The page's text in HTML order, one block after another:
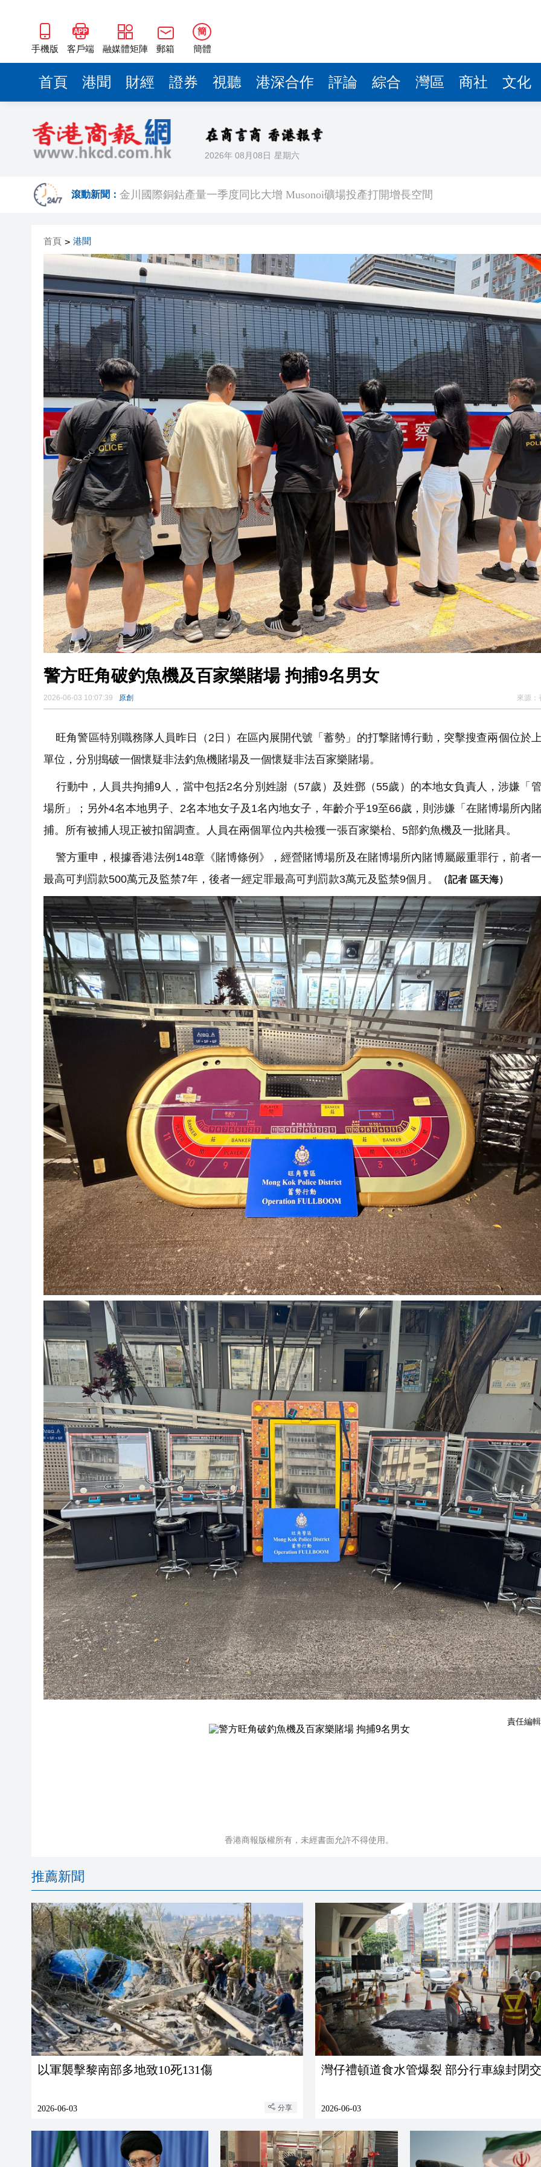
手機版 客戶端 融媒體矩陣 郵箱
簡
簡體
首頁 港聞 財經 證券 視聽 港深合作 評論 綜合 灣區 商社 文化
2026年 08月08日 星期六
滾動新聞：
首鋼朗澤登陸港交所 早盤衝高回落漲超4成
香港5月PMI回升至50.4 營商環境重返擴張區間
孫玉菡：社區客廳年底增至18個 績效評估三項指標遠超七成目標
渣打：於哈薩克斯坦簽署合作備忘錄 加強香港中亞經貿往來
【新股最前線】人形機器人公司帕西尼據報考慮來港上市 比亞迪及京東有份投資
有片〡吐露港公路貨車跌石屎板 私家車司機： 早2秒都bye bye咗
孫玉菡：社區客廳年底增至18個 績效評估三項指標遠超七成目標
本周六認捐公益金 你捐1蚊誠哥捐兩蚊
渣打：於哈薩克斯坦簽署合作備忘錄 加強香港中亞經貿往來
【新股最前線】人形機器人公司帕西尼據報考慮來港上市 比亞迪及京東有份投資
金川國際銅鈷產量一季度同比大增 Musonoi礦場投產打開增長空間
有片〡吐露港公路貨車跌石屎板 私家車司機： 早2秒都bye bye咗
首鋼朗澤登陸港交所 早盤衝高回落漲超4成
香港5月PMI回升至50.4 營商環境重返擴張區間
孫玉菡：社區客廳年底增至18個 績效評估三項指標遠超七成目標
本周六認捐公益金 你捐1蚊誠哥捐兩蚊
首頁 > 港聞
警方旺角破釣魚機及百家樂賭場 拘捕9名男女
2026-06-03 10:07:39 原創 來源：
旺角警區特別職務隊人員昨日（2日）在區內展開代號「蓄勢」的打撃賭博行動，突擊搜查兩個位於
單位，分別搗破一個懷疑非法釣魚機賭場及一個懷疑非法百家樂賭場。
行動中，人員共拘捕9人，當中包括2名分別姓謝（57歲）及姓鄧（55歲）的本地女負責人，涉嫌「
場所」；另外4名本地男子、2名本地女子及1名內地女子，年齡介乎19至66歲，則涉嫌「在賭博場所內
捕。所有被捕人現正被扣留調查。人員在兩個單位內共檢獲一張百家樂枱、5部釣魚機及一批賭具。
警方重申，根據香港法例148章《賭博條例》，經營賭博場所及在賭博場所內賭博屬嚴重罪行，前者
最高可判罰款500萬元及監禁7年，後者一經定罪最高可判罰款3萬元及監禁9個月。
（記者 區天海）
責任編
香港商報版權所有，未經書面允許不得使用。
推薦新聞
以軍襲擊黎南部多地致10死131傷
2026-06-03 分享
灣仔禮頓道食水管爆裂 部分行車線封閉
2026-06-03